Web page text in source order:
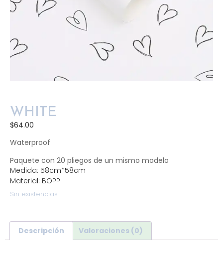
WHITE
$64.00
Waterproof
Paquete con 20 pliegos de un mismo modelo
Medida: 58cm*58cm
Material: BOPP
Sin existencias
Descripción Valoraciones (0)